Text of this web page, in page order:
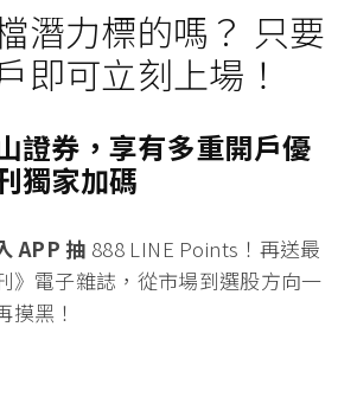
潛力標的嗎？ 只要
即可立刻上場！
證券，享有多重開戶優
獨家加碼
APP 抽 888 LINE Points！ 再送最
》電子雜誌 ，從市場到選股方向一
摸黑！